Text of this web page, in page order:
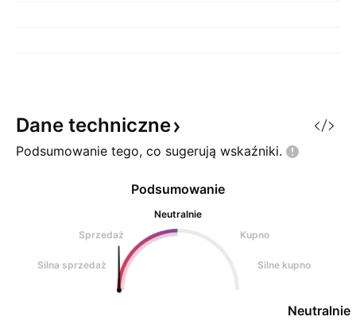
Dane techniczne
Podsumowanie tego, co sugerują wskaźniki.
Podsumowanie
Neutralnie
Sprzedaż
Kupno
Silna sprzedaż Silne kupno
Neutralnie